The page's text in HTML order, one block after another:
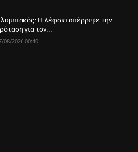
Η Λέφσκι απέρριψε την
για τον...
08/2026 00:40